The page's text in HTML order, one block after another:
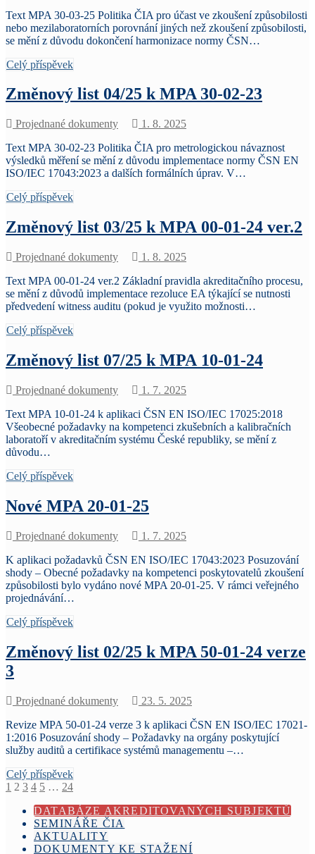
Text MPA 30-03-25 Politika ČIA pro účast ve zkoušení způsobilosti
nebo mezilaboratorních porovnání jiných než zkoušení způsobilosti,
se mění z důvodu dokončení harmonizace normy ČSN…
Celý příspěvek
Změnový list 04/25 k MPA 30-02-23
Projednané dokumenty
1. 8. 2025
Text MPA 30-02-23 Politika ČIA pro metrologickou návaznost
výsledků měření se mění z důvodu implementace normy ČSN EN
ISO/IEC 17043:2023 a dalších formálních úprav. V…
Celý příspěvek
Změnový list 03/25 k MPA 00-01-24 ver.2
Projednané dokumenty
1. 8. 2025
Text MPA 00-01-24 ver.2 Základní pravidla akreditačního procesu,
se mění z důvodů implementace rezoluce EA týkající se nutnosti
předvedení witness auditu (pokud je využito možnosti…
Celý příspěvek
Změnový list 07/25 k MPA 10-01-24
Projednané dokumenty
1. 7. 2025
Text MPA 10-01-24 k aplikaci ČSN EN ISO/IEC 17025:2018
Všeobecné požadavky na kompetenci zkušebních a kalibračních
laboratoří v akreditačním systému České republiky, se mění z
důvodu…
Celý příspěvek
Nové MPA 20-01-25
Projednané dokumenty
1. 7. 2025
K aplikaci požadavků ČSN EN ISO/IEC 17043:2023 Posuzování
shody – Obecné požadavky na kompetenci poskytovatelů zkoušení
způsobilosti bylo vydáno nové MPA 20-01-25. V rámci veřejného
projednávání…
Celý příspěvek
Změnový list 02/25 k MPA 50-01-24 verze
3
Projednané dokumenty
23. 5. 2025
Revize MPA 50-01-24 verze 3 k aplikaci ČSN EN ISO/IEC 17021-
1:2016 Posuzování shody – Požadavky na orgány poskytující
služby auditů a certifikace systémů managementu –…
Celý příspěvek
Stránkování
příspěvků
1 2 3 4 5 … 24
DATABÁZE AKREDITOVANÝCH SUBJEKTŮ
SEMINÁŘE ČIA
AKTUALITY
DOKUMENTY KE STAŽENÍ